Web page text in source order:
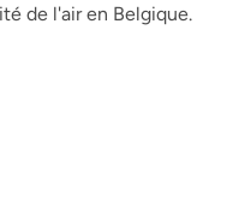
de l'air en Belgique.